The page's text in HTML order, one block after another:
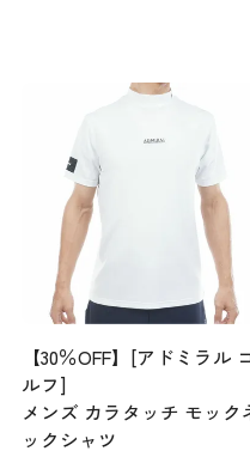
【30％OFF】[アドミラル
ルフ]
メンズ カラタッチ モック
ックシャツ